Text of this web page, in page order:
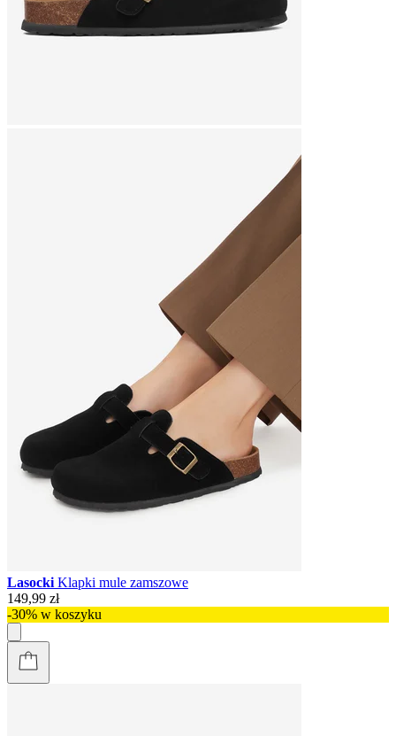
Lasocki Klapki mule zamszowe
149,99 zł
-30% w koszyku